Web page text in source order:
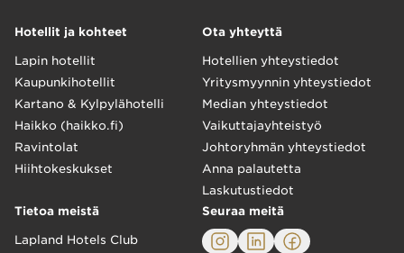
Hotellit ja kohteet
Lapin hotellit
Kaupunkihotellit
Kartano & Kylpylähotelli
Haikko (haikko.fi)
Ravintolat
Hiihtokeskukset
Ota yhteyttä
Hotellien yhteystiedot
Yritysmyynnin yhteystiedot
Median yhteystiedot
Vaikuttajayhteistyö
Johtoryhmän yhteystiedot
Anna palautetta
Laskutustiedot
Tietoa meistä
Lapland Hotels Club
Seuraa meitä